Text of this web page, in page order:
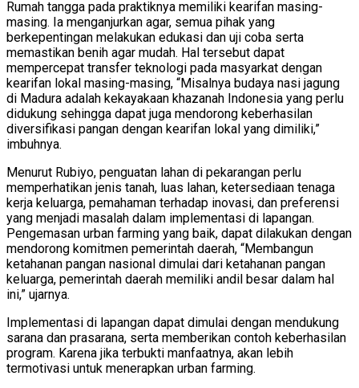
Rumah tangga pada praktiknya memiliki kearifan masing-
masing. Ia menganjurkan agar, semua pihak yang
berkepentingan melakukan edukasi dan uji coba serta
memastikan benih agar mudah. Hal tersebut dapat
mempercepat transfer teknologi pada masyarkat dengan
kearifan lokal masing-masing, “Misalnya budaya nasi jagung
di Madura adalah kekayakaan khazanah Indonesia yang perlu
didukung sehingga dapat juga mendorong keberhasilan
diversifikasi pangan dengan kearifan lokal yang dimiliki,”
imbuhnya.
Menurut Rubiyo, penguatan lahan di pekarangan perlu
memperhatikan jenis tanah, luas lahan, ketersediaan tenaga
kerja keluarga, pemahaman terhadap inovasi, dan preferensi
yang menjadi masalah dalam implementasi di lapangan.
Pengemasan urban farming yang baik, dapat dilakukan dengan
mendorong komitmen pemerintah daerah, “Membangun
ketahanan pangan nasional dimulai dari ketahanan pangan
keluarga, pemerintah daerah memiliki andil besar dalam hal
ini,” ujarnya.
Implementasi di lapangan dapat dimulai dengan mendukung
sarana dan prasarana, serta memberikan contoh keberhasilan
program. Karena jika terbukti manfaatnya, akan lebih
termotivasi untuk menerapkan urban farming.